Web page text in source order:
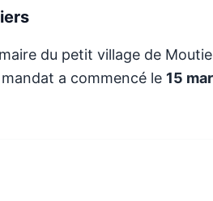
du petit village de
a commencé le 15